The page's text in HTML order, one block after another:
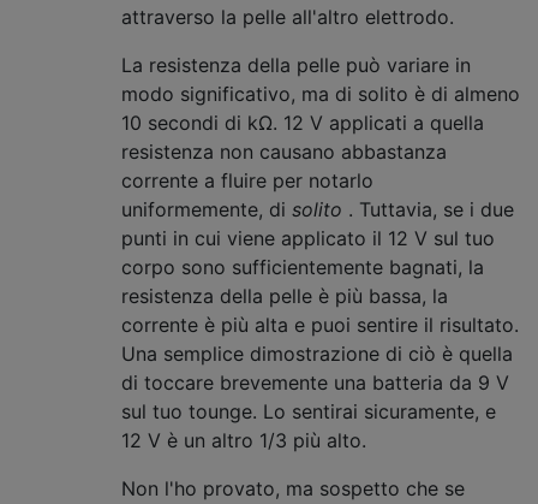
attraverso la pelle all'altro elettrodo.
La resistenza della pelle può variare in
modo significativo, ma di solito è di almeno
10 secondi di kΩ. 12 V applicati a quella
resistenza non causano abbastanza
corrente a fluire per notarlo
uniformemente, di solito . Tuttavia, se i due
punti in cui viene applicato il 12 V sul tuo
corpo sono sufficientemente bagnati, la
resistenza della pelle è più bassa, la
corrente è più alta e puoi sentire il risultato.
Una semplice dimostrazione di ciò è quella
di toccare brevemente una batteria da 9 V
sul tuo tounge. Lo sentirai sicuramente, e
12 V è un altro 1/3 più alto.
Non l'ho provato, ma sospetto che se